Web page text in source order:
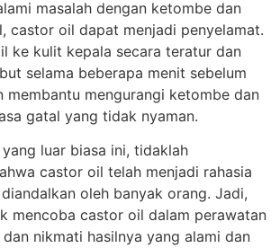
masalah dengan ketombe dan
castor oil dapat menjadi penyelamat.
ke kulit kepala secara teratur dan
selama beberapa menit sebelum
membantu mengurangi ketombe dan
gatal yang tidak nyaman.
luar biasa ini, tidaklah
castor oil telah menjadi rahasia
oleh banyak orang. Jadi,
mencoba castor oil dalam perawatan
nikmati hasilnya yang alami dan